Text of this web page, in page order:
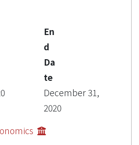
En
d
Da
te
December 31,
2020